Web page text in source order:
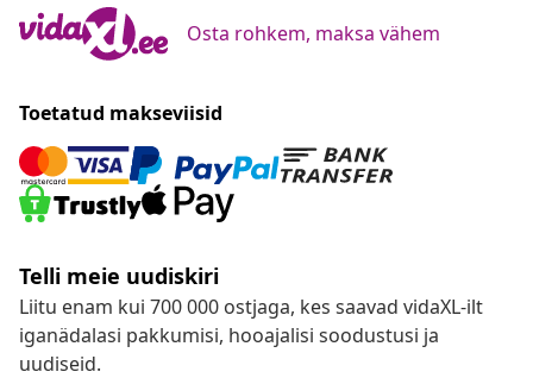
Osta rohkem, maksa vähem
Toetatud makseviisid
Telli meie uudiskiri
Liitu enam kui 700 000 ostjaga, kes saavad vidaXL-ilt
iganädalasi pakkumisi, hooajalisi soodustusi ja
uudiseid.